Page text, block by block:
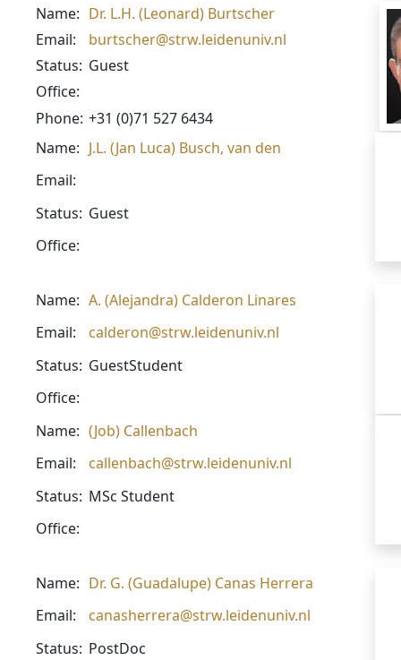
Name: Dr. L.H. (Leonard) Burtscher
Email:
burtscher@strw.leidenuniv.nl
Status: Guest
Office:
Phone: +31 (0)71 527 6434
Name: J.L. (Jan Luca) Busch, van den
Email:
Status: Guest
Office:
Name: A. (Alejandra) Calderon Linares
Email:
calderon@strw.leidenuniv.nl
Status: GuestStudent
Office:
Name: (Job) Callenbach
Email:
callenbach@strw.leidenuniv.nl
Status: MSc Student
Office:
Name: Dr. G. (Guadalupe) Canas Herrera
Email:
canasherrera@strw.leidenuniv.nl
Status: PostDoc